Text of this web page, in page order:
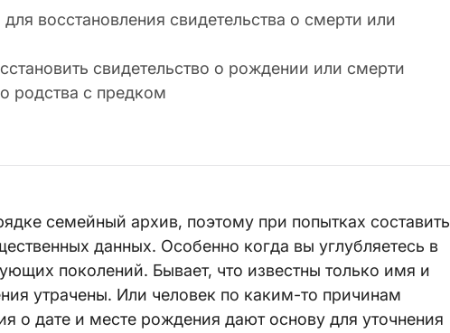
восстановления свидетельства о смерти или
свидетельство о рождении или смерти
родства с предком
семейный архив, поэтому при попытках составить
данных. Особенно когда вы углубляетесь в
поколений. Бывает, что известны только имя и
утрачены. Или человек по каким-то причинам
о дате и месте рождения дают основу для уточнения